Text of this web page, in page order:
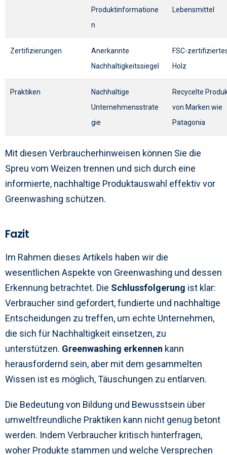
Produktinformatione
n
Lebensmittel
Zertifizierungen
Anerkannte
Nachhaltigkeitssiegel
FSC-
Holz
Praktiken
Nachhaltige
Unternehmensstrate
gie
Recycelte
von Marken wie
Patagonia
Mit diesen Verbraucherhinweisen können Sie die
Spreu vom Weizen trennen und sich durch eine
informierte, nachhaltige Produktauswahl effektiv vor
Greenwashing schützen.
Fazit
Im Rahmen dieses Artikels haben wir die
wesentlichen Aspekte von Greenwashing und dessen
Erkennung betrachtet. Die Schlussfolgerung ist klar:
Verbraucher sind gefordert, fundierte und nachhaltige
Entscheidungen zu treffen, um echte Unternehmen,
die sich für Nachhaltigkeit einsetzen, zu
unterstützen. Greenwashing erkennen kann
herausfordernd sein, aber mit dem gesammelten
Wissen ist es möglich, Täuschungen zu entlarven.
Die Bedeutung von Bildung und Bewusstsein über
umweltfreundliche Praktiken kann nicht genug betont
werden. Indem Verbraucher kritisch hinterfragen,
woher Produkte stammen und welche Versprechen